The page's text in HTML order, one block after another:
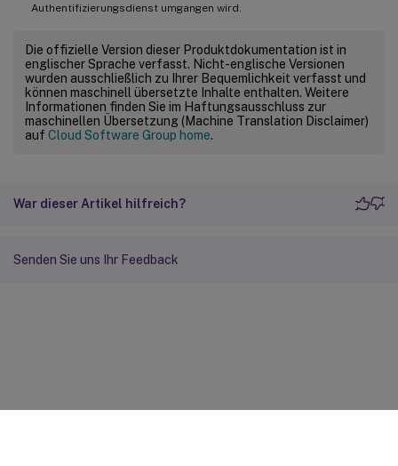
Authentifizierungsdienst umgangen wird.
Die offizielle Version dieser Produktdokumentation ist in
englischer Sprache verfasst. Nicht-englische Versionen
wurden ausschließlich zu Ihrer Bequemlichkeit verfasst und
können maschinell übersetzte Inhalte enthalten. Weitere
Informationen finden Sie im Haftungsausschluss zur
maschinellen Übersetzung (Machine Translation Disclaimer)
auf Cloud Software Group home.
War dieser Artikel hilfreich?
Senden Sie uns Ihr Feedback